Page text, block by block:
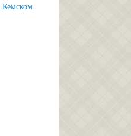
Кемском